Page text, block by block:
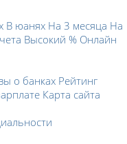
В юанях На 3 месяца На
Высокий % Онлайн
о банках Рейтинг
Карта сайта